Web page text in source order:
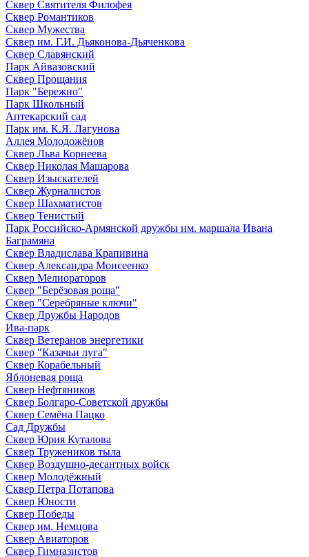
Сквер Святителя Филофея
Сквер Романтиков
Сквер Мужества
Сквер им. Г.И. Дьяконова-Дьяченкова
Сквер Славянский
Парк Айвазовский
Сквер Прощания
Парк "Бережно"
Парк Школьный
Аптекарский сад
Парк им. К.Я. Лагунова
Аллея Молодожёнов
Сквер Льва Корнеева
Сквер Николая Машарова
Сквер Изыскателей
Сквер Журналистов
Сквер Шахматистов
Сквер Тенистый
Парк Российско-Армянской дружбы им. маршала Ивана
Баграмяна
Сквер Владислава Крапивина
Сквер Александра Моисеенко
Сквер Мелиораторов
Сквер "Берёзовая роща"
Сквер "Серебряные ключи"
Сквер Дружбы Народов
Ива-парк
Сквер Ветеранов энергетики
Сквер "Казачьи луга"
Сквер Корабельный
Яблоневая роща
Сквер Нефтяников
Сквер Болгаро-Советской дружбы
Сквер Семёна Пацко
Сад Дружбы
Сквер Юрия Куталова
Сквер Тружеников тыла
Сквер Воздушно-десантных войск
Сквер Молодёжный
Сквер Петра Потапова
Сквер Юности
Сквер Победы
Сквер им. Немцова
Сквер Авиаторов
Сквер Гимназистов